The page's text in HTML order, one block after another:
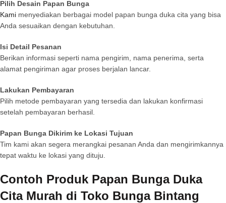
Pilih Desain Papan Bunga
Kami menyediakan berbagai model papan bunga duka cita yang bisa
Anda sesuaikan dengan kebutuhan.
Isi Detail Pesanan
Berikan informasi seperti nama pengirim, nama penerima, serta
alamat pengiriman agar proses berjalan lancar.
Lakukan Pembayaran
Pilih metode pembayaran yang tersedia dan lakukan konfirmasi
setelah pembayaran berhasil.
Papan Bunga Dikirim ke Lokasi Tujuan
Tim kami akan segera merangkai pesanan Anda dan mengirimkannya
tepat waktu ke lokasi yang dituju.
Contoh Produk Papan Bunga Duka
Cita Murah di Toko Bunga Bintang